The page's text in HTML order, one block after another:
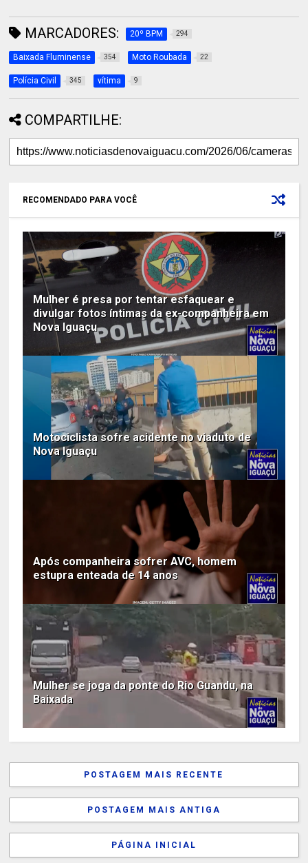
MARCADORES: 20º BPM 294
Baixada Fluminense 354 Moto Roubada 22
Polícia Civil 345 vítima 9
COMPARTILHE:
RECOMENDADO PARA VOCÊ
Mulher é presa por tentar esfaquear e
divulgar fotos íntimas da ex-companheira em
Nova Iguaçu
Motociclista sofre acidente no viaduto de
Nova Iguaçu
Após companheira sofrer AVC, homem
estupra enteada de 14 anos
Mulher se joga da ponte do Rio Guandu, na
Baixada
POSTAGEM MAIS RECENTE
POSTAGEM MAIS ANTIGA
PÁGINA INICIAL